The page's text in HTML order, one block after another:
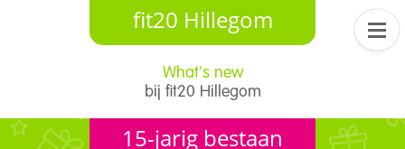
fit20 Hillegom
What's new
​bij fit20 Hillegom
15-jarig bestaan